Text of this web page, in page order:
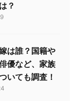
？
は誰？国籍や
優など、家族
いても調査！